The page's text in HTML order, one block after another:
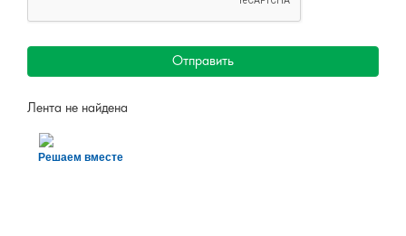
Лента не найдена